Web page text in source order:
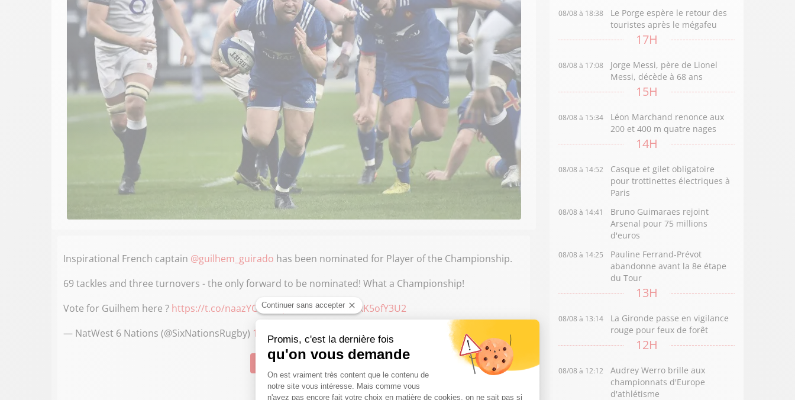
Inspirational French captain @guilhem_guirado has been nominated for Player of the Championship.
69 tackles and three turnovers - the only forward to be nominated! What a Championship!
Vote for Guilhem here ? https://t.co/naazYCe3kN pic.twitter.com/bxK5ofY3U2
— NatWest 6 Nations (@SixNationsRugby) 19 mars 2018
Suivre Sud Radio
08/08 à 18:38
Le Porge espère le retour des
touristes après le mégafeu
17H
08/08 à 17:08
Jorge Messi, père de Lionel
Messi, décède à 68 ans
15H
08/08 à 15:34
Léon Marchand renonce aux
200 et 400 m quatre nages
14H
08/08 à 14:52
Casque et gilet obligatoire
pour trottinettes électriques à
Paris
08/08 à 14:41
Bruno Guimaraes rejoint
Arsenal pour 75 millions
d'euros
08/08 à 14:25
Pauline Ferrand-Prévot
abandonne avant la 8e étape
du Tour
13H
08/08 à 13:14
La Gironde passe en vigilance
rouge pour feux de forêt
12H
08/08 à 12:12
Audrey Werro brille aux
championnats d'Europe
d'athlétisme